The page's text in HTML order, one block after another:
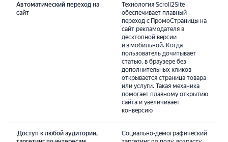
Автоматический переход на
сайт
Технология Scroll2Site
обеспечивает плавный
переход с ПромоСтраницы на
сайт рекламодателя в
десктопной версии
и в мобильной. Когда
пользователь дочитывает
статью, в браузере без
дополнительных кликов
открывается страница товара
или услуги. Такая механика
помогает плавному открытию
сайта и увеличивает
конверсию
Доступ к любой аудитории,
Социально-демографический